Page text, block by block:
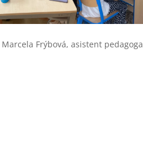
Frýbová, asistent pedagoga